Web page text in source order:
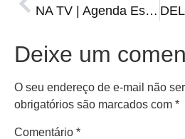
NA TV | Agenda Esportiva de terça-feira, 23 de abril
Deixe um
O seu endereço de e-mail não
obrigatórios são marcados com *
Comentário *